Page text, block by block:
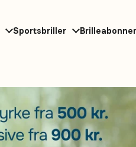
Sportsbriller